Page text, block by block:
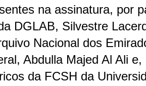
na assinatura, por
DGLAB, Silvestre
Nacional dos
Abdulla Majed Al Ali
da FCSH da